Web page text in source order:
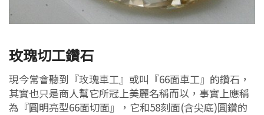
玫瑰切工鑽石
現今常會聽到『玫瑰車工』或叫『66面車工』的鑽石，
其實也只是商人幫它所冠上美麗名稱而以，事實上應稱
為『圓明亮型66面切面』，它和58刻面(含尖底)圓鑽的